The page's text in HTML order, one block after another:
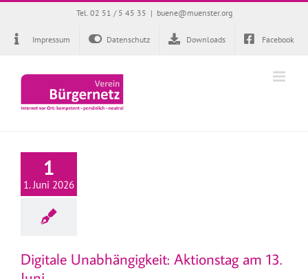
Zum
springen
Tel. 02 51 / 5 45 35 | buene@muenster.org
Impressum Datenschutz Downloads Facebook
1
1. Juni 2026
Digitale Unabhängigkeit: Aktionstag am 13.